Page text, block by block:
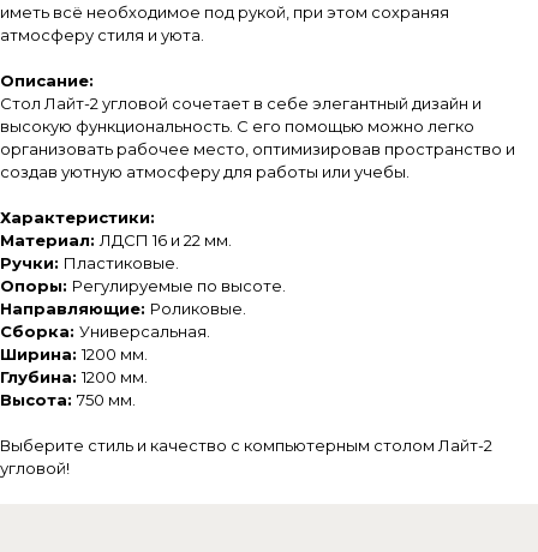
иметь всё необходимое под рукой, при этом сохраняя
атмосферу стиля и уюта.
Описание:
Стол Лайт-2 угловой сочетает в себе элегантный дизайн и
высокую функциональность. С его помощью можно легко
организовать рабочее место, оптимизировав пространство и
создав уютную атмосферу для работы или учебы.
Характеристики:
Материал: ЛДСП 16 и 22 мм.
Ручки: Пластиковые.
Опоры: Регулируемые по высоте.
Направляющие: Роликовые.
Сборка: Универсальная.
Ширина:1200 мм.
Глубина:1200 мм.
Высота: 750 мм.
Выберите стиль и качество с компьютерным столом Лайт-2
угловой!